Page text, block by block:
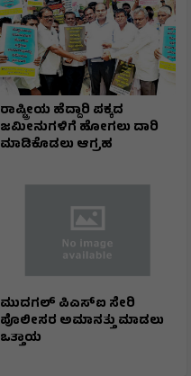
ರಾಷ್ಟ್ರೀಯ ಹೆದ್ದಾರಿ ಪಕ್ಕದ
ಜಮೀನುಗಳಿಗೆ ಹೋಗಲು ದಾರಿ
ಮಾಡಿಕೊಡಲು ಆಗ್ರಹ
ಮುದಗಲ್ ಪಿಎಸ್‌ಐ ಸೇರಿ
ಪೊಲೀಸರ ಅಮಾನತ್ತು ಮಾಡಲು
ಒತ್ತಾಯ